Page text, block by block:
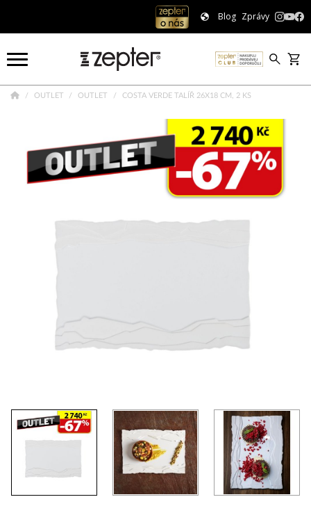
Blog Zprávy
OUTLET OUTLET COSTA VERDE TALÍŘ 26X18 CM, 2 KS